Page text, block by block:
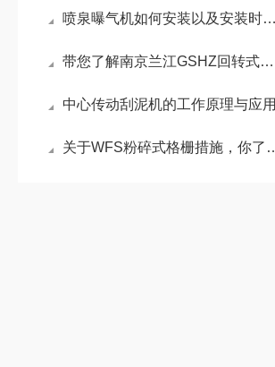
喷泉曝气机如何安装以及安装时注意事项
带您了解南京兰江GSHZ回转式清污机操作规程及注意事项！
中心传动刮泥机的工作原理与应用
关于WFS粉碎式格栅措施，你了解吗